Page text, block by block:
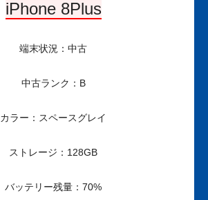
iPhone 8Plus
端末状況：中古
中古ランク：B
カラー：スペースグレイ
ストレージ：128GB
バッテリー残量：70%